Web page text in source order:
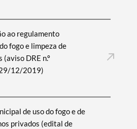
ao regulamento
fogo e limpeza de
DRE n.º
12/2019)
de uso do fogo e de
privados (edital de